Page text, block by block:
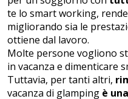
te lo smart working,
migliorando sia le
ottiene dal lavoro.
Molte persone vogliono
in vacanza e dimenticare
Tuttavia, per tanti altri,
vacanza di glamping è